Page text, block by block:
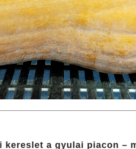
kereslet a gyulai piacon –